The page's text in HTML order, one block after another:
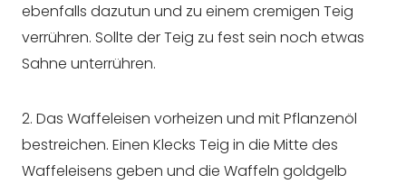
ebenfalls dazutun und zu einem cremigen Teig
verrühren. Sollte der Teig zu fest sein noch etwas
Sahne unterrühren.
2. Das Waffeleisen vorheizen und mit Pflanzenöl
bestreichen. Einen Klecks Teig in die Mitte des
Waffeleisens geben und die Waffeln goldgelb